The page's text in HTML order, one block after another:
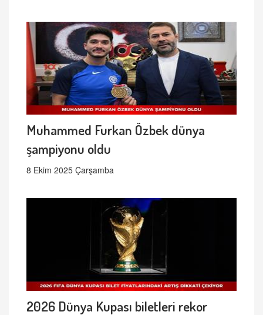
Muhammed Furkan Özbek dünya
şampiyonu oldu
8 Ekim 2025 Çarşamba
2026 Dünya Kupası biletleri rekor